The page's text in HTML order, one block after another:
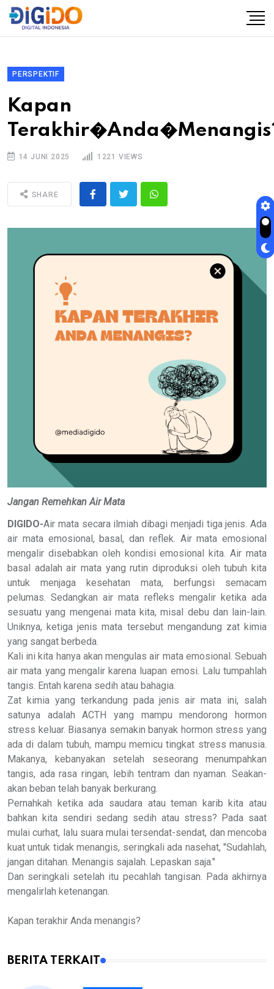
PERSPEKTIF
Kapan
14 JUNI 2025 1221 VIEWS
SHARE
Jangan Remehkan Air Mata
DIGIDO-Air mata secara ilmiah dibagi menjadi tiga jenis. Ada
air mata emosional, basal, dan reflek. Air mata emosional
mengalir disebabkan oleh kondisi emosional kita. Air mata
basal adalah air mata yang rutin diproduksi oleh tubuh kita
untuk menjaga kesehatan mata, berfungsi semacam
pelumas. Sedangkan air mata refleks mengalir ketika ada
sesuatu yang mengenai mata kita, misal debu dan lain-lain.
Uniknya, ketiga jenis mata tersebut mengandung zat kimia
yang sangat berbeda.
Kali ini kita hanya akan mengulas air mata emosional. Sebuah
air mata yang mengalir karena luapan emosi. Lalu tumpahlah
tangis. Entah karena sedih atau bahagia.
Zat kimia yang terkandung pada jenis air mata ini, salah
satunya adalah ACTH yang mampu mendorong hormon
stress keluar. Biasanya semakin banyak hormon stress yang
ada di dalam tubuh, mampu memicu tingkat stress manusia.
Makanya, kebanyakan setelah seseorang menumpahkan
tangis, ada rasa ringan, lebih tentram dan nyaman. Seakan-
akan beban telah banyak berkurang.
Pernahkah ketika ada saudara atau teman karib kita atau
bahkan kita sendiri sedang sedih atau stress? Pada saat
mulai curhat, lalu suara mulai tersendat-sendat, dan mencoba
kuat untuk tidak menangis, seringkali ada nasehat, "Sudahlah,
jangan ditahan. Menangis sajalah. Lepaskan saja."
Dan seringkali setelah itu pecahlah tangisan. Pada akhirnya
mengalirlah ketenangan.
Kapan terakhir Anda menangis?
BERITA TERKAIT